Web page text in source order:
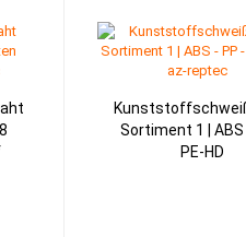
Sortiment 1 | ABS
PE-HD